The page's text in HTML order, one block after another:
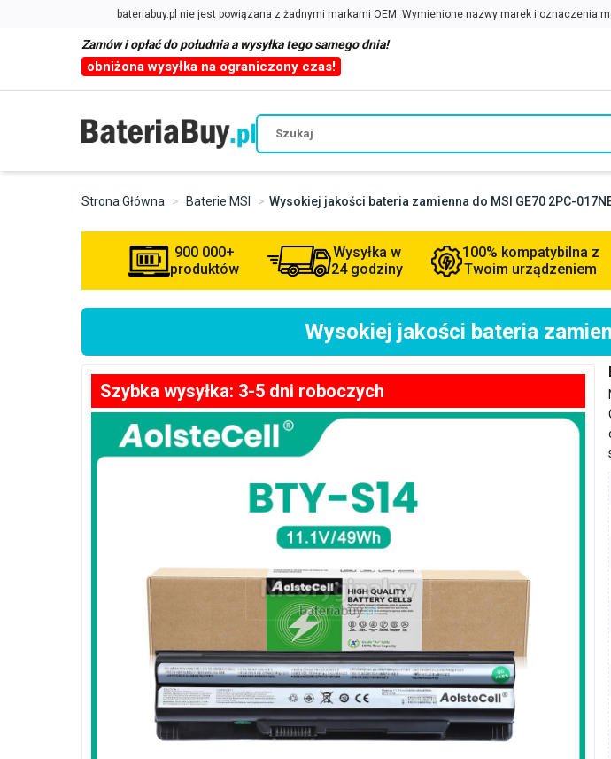
Zamów i opłać do południa a wysyłka tego samego dnia!
obniżona wysyłka na ograniczony czas!
Strona Główna Baterie MSI Wysokiej jakości bateria zamienna do MSI GE70 2PC-
900 000+
produktów
Wysyłka w
24 godziny
100% kompatybilna z
Twoim urządzeniem
Wysokiej jakości bateria
Szybka wysyłka: 3-5 dni roboczych